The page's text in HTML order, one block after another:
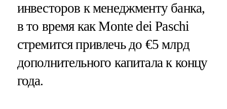
инвесторов к менеджменту банка,
в то время как Monte dei Paschi
стремится привлечь до €5 млрд
дополнительного капитала к концу
года.